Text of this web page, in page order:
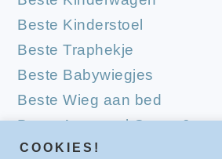
Beste Kinderstoel
Beste Traphekje
Beste Babywiegjes
Beste Wieg aan bed
Beste Autostoel Groep 0
Beste Autostoel Groep 0-1
COOKIES!